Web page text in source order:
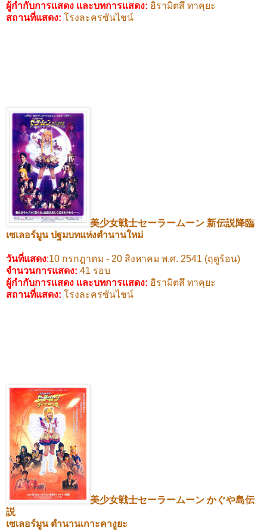
ผู้กำกับการแสดง และบทการแสดง: ฮิรามิตสึ ทาคุยะ
สถานที่แสดง: โรงละครซันไชน์
美少女戦士セーラームーン 新伝説降臨
เซเลอร์มูน ปฐมบทแห่งตำนานใหม่
วันที่แสดง:10 กรกฎาคม - 20 สิงหาคม พ.ศ. 2541 (ฤดูร้อน)
จำนวนการแสดง: 41 รอบ
ผู้กำกับการแสดง และบทการแสดง: ฮิรามิตสึ ทาคุยะ
สถานที่แสดง: โรงละครซันไชน์
美少女戦士セーラームーン かぐや島伝
説
เซเลอร์มูน ตำนานเกาะคางูยะ